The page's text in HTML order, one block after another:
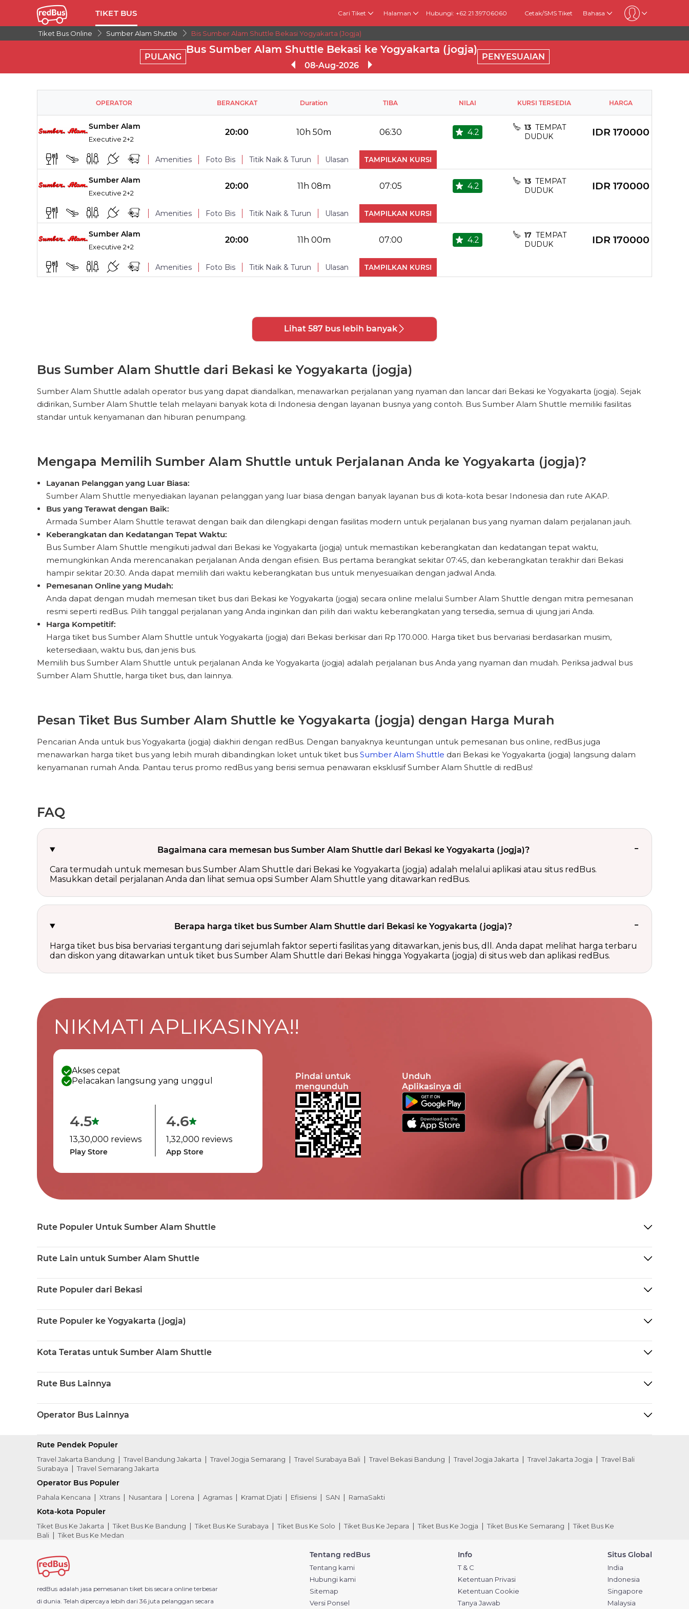
TIKET BUS Cari Tiket Halaman Hubungi: +62 21 39706060 Cetak/SMS Tiket Bahasa
Tiket Bus Online Sumber Alam Shuttle Bis Sumber Alam Shuttle Bekasi Yogyakarta (jogja)
PULANG
Bus Sumber Alam Shuttle Bekasi ke Yogyakarta (jogja)
08-Aug-2026
PENYESUAIAN
OPERATOR BERANGKAT Duration TIBA NILAI KURSI TERSEDIA HARGA
Sumber Alam
Executive 2+2
20:00 10h 50m 06:30 4.2 13 TEMPAT
DUDUK
IDR 170000
Amenities Foto Bis Titik Naik & Turun Ulasan TAMPILKAN KURSI
Track My Bus
PHOTOS
TITIK NAIK No Reviews Available
Sumber Alam
Executive 2+2
20:00 11h 08m 07:05 4.2 13 TEMPAT
DUDUK
IDR 170000
Amenities Foto Bis Titik Naik & Turun Ulasan TAMPILKAN KURSI
TITIK NAIK No Reviews Available
Sumber Alam
Executive 2+2
20:00 11h 00m 07:00 4.2 17 TEMPAT
DUDUK
IDR 170000
Amenities Foto Bis Titik Naik & Turun Ulasan TAMPILKAN KURSI
Lihat 587 bus lebih banyak
Bus Sumber Alam Shuttle dari Bekasi ke Yogyakarta (jogja)
Sumber Alam Shuttle adalah operator bus yang dapat diandalkan, menawarkan perjalanan yang nyaman dan lancar dari Bekasi ke Yogyakarta (jogja). Sejak
didirikan, Sumber Alam Shuttle telah melayani banyak kota di Indonesia dengan layanan busnya yang contoh. Bus Sumber Alam Shuttle memiliki fasilitas
standar untuk kenyamanan dan hiburan penumpang.
Mengapa Memilih Sumber Alam Shuttle untuk Perjalanan Anda ke Yogyakarta (jogja)?
Layanan Pelanggan yang Luar Biasa:
Sumber Alam Shuttle menyediakan layanan pelanggan yang luar biasa dengan banyak layanan bus di kota-kota besar Indonesia dan rute AKAP.
Bus yang Terawat dengan Baik:
Armada Sumber Alam Shuttle terawat dengan baik dan dilengkapi dengan fasilitas modern untuk perjalanan bus yang nyaman dalam perjalanan jauh.
Keberangkatan dan Kedatangan Tepat Waktu:
Bus Sumber Alam Shuttle mengikuti jadwal dari Bekasi ke Yogyakarta (jogja) untuk memastikan keberangkatan dan kedatangan tepat waktu,
memungkinkan Anda merencanakan perjalanan Anda dengan efisien. Bus pertama berangkat sekitar 07:45, dan keberangkatan terakhir dari Bekasi
hampir sekitar 20:30. Anda dapat memilih dari waktu keberangkatan bus untuk menyesuaikan dengan jadwal Anda.
Pemesanan Online yang Mudah:
Anda dapat dengan mudah memesan tiket bus dari Bekasi ke Yogyakarta (jogja) secara online melalui Sumber Alam Shuttle dengan mitra pemesanan
resmi seperti redBus. Pilih tanggal perjalanan yang Anda inginkan dan pilih dari waktu keberangkatan yang tersedia, semua di ujung jari Anda.
Harga Kompetitif:
Harga tiket bus Sumber Alam Shuttle untuk Yogyakarta (jogja) dari Bekasi berkisar dari Rp 170.000. Harga tiket bus bervariasi berdasarkan musim,
ketersediaan, waktu bus, dan jenis bus.
Memilih bus Sumber Alam Shuttle untuk perjalanan Anda ke Yogyakarta (jogja) adalah perjalanan bus Anda yang nyaman dan mudah. Periksa jadwal bus
Sumber Alam Shuttle, harga tiket bus, dan lainnya.
Pesan Tiket Bus Sumber Alam Shuttle ke Yogyakarta (jogja) dengan Harga Murah
Pencarian Anda untuk bus Yogyakarta (jogja) diakhiri dengan redBus. Dengan banyaknya keuntungan untuk pemesanan bus online, redBus juga
menawarkan harga tiket bus yang lebih murah dibandingkan loket untuk tiket bus Sumber Alam Shuttle dari Bekasi ke Yogyakarta (jogja) langsung dalam
kenyamanan rumah Anda. Pantau terus promo redBus yang berisi semua penawaran eksklusif Sumber Alam Shuttle di redBus!
FAQ
Bagaimana cara memesan bus Sumber Alam Shuttle dari Bekasi ke Yogyakarta (jogja)?
Cara termudah untuk memesan bus Sumber Alam Shuttle dari Bekasi ke Yogyakarta (jogja) adalah melalui aplikasi atau situs redBus.
Masukkan detail perjalanan Anda dan lihat semua opsi Sumber Alam Shuttle yang ditawarkan redBus.
Berapa harga tiket bus Sumber Alam Shuttle dari Bekasi ke Yogyakarta (jogja)?
Harga tiket bus bisa bervariasi tergantung dari sejumlah faktor seperti fasilitas yang ditawarkan, jenis bus, dll. Anda dapat melihat harga terbaru
dan diskon yang ditawarkan untuk tiket bus Sumber Alam Shuttle dari Bekasi hingga Yogyakarta (jogja) di situs web dan aplikasi redBus.
NIKMATI APLIKASINYA!!
Akses cepat
Pelacakan langsung yang unggul
4.5
13,30,000 reviews
Play Store
4.6
1,32,000 reviews
App Store
Pindai untuk
mengunduh
Unduh
Aplikasinya di
Rute Populer Untuk Sumber Alam Shuttle
Rute Lain untuk Sumber Alam Shuttle
Rute Populer dari Bekasi
Rute Populer ke Yogyakarta (jogja)
Kota Teratas untuk Sumber Alam Shuttle
Rute Bus Lainnya
Operator Bus Lainnya
Rute Pendek Populer
Travel Jakarta Bandung Travel Bandung Jakarta Travel Jogja Semarang Travel Surabaya Bali Travel Bekasi Bandung Travel Jogja Jakarta Travel Jakarta Jogja
Travel Bali
Surabaya
Travel Semarang Jakarta
Operator Bus Populer
Pahala Kencana Xtrans Nusantara Lorena Agramas Kramat Djati Efisiensi SAN RamaSakti
Kota-kota Populer
Tiket Bus Ke Jakarta Tiket Bus Ke Bandung Tiket Bus Ke Surabaya Tiket Bus Ke Solo Tiket Bus Ke Jepara Tiket Bus Ke Jogja Tiket Bus Ke Semarang
Tiket Bus Ke
Bali
Tiket Bus Ke Medan
redBus adalah jasa pemesanan tiket bis secara online terbesar
di dunia. Telah dipercaya lebih dari 36 juta pelanggan secara
Tentang redBus
Tentang kami
Hubungi kami
Sitemap
Versi Ponsel
Info
T & C
Ketentuan Privasi
Ketentuan Cookie
Tanya Jawab
Situs Global
India
Indonesia
Singapore
Malaysia